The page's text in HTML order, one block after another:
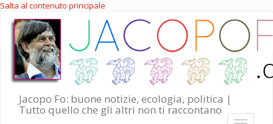
Salta al contenuto principale
Jacopo Fo: buone notizie, ecologia, politica |
Tutto quello che gli altri non ti raccontano